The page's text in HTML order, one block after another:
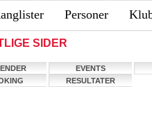
Personer
SIDER
EVENTS
RESULTATER